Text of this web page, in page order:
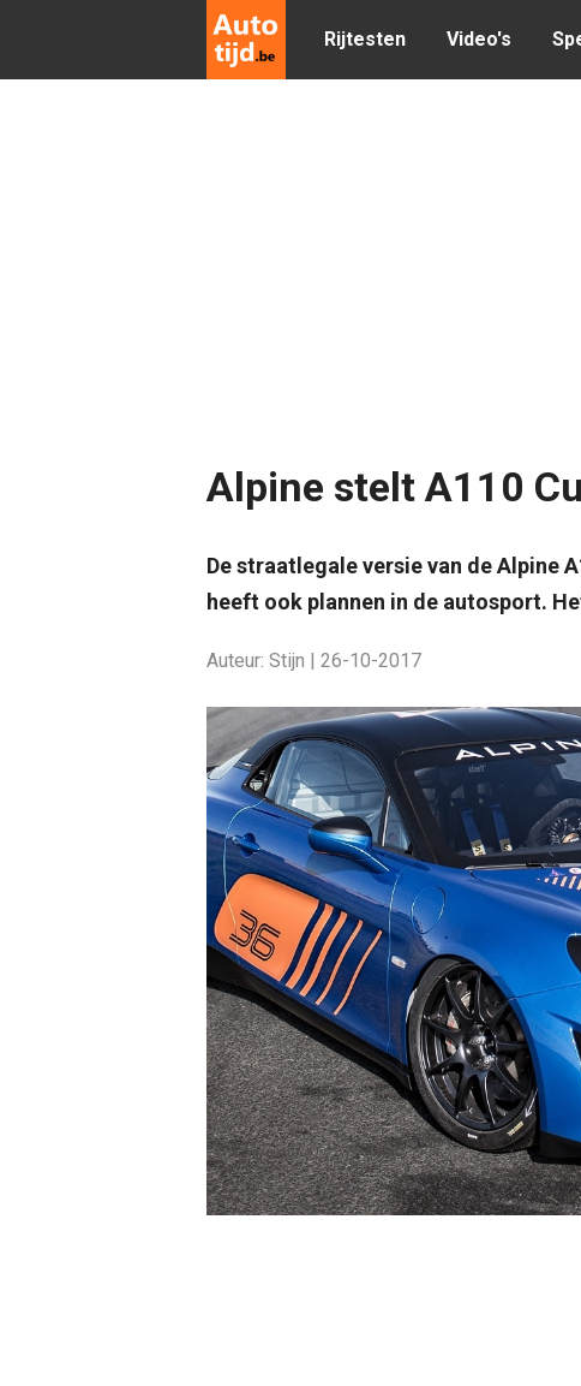
Rijtesten Video's
Alpine stelt A110
De straatlegale versie van de Alpine
heeft ook plannen in de autosport.
Auteur: Stijn | 26-10-2017